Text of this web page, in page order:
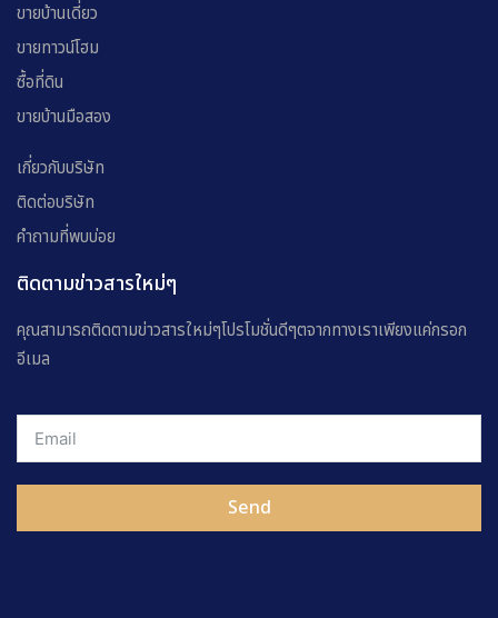
ขายบ้านเดี่ยว
ขายทาวน์โฮม
ซื้อที่ดิน
ขายบ้านมือสอง
เกี่ยวกับบริษัท
ติดต่อบริษัท
คำถามที่พบบ่อย
ติดตามข่าวสารใหม่ๆ
คุณสามารถติดตามข่าวสารใหม่ๆโปรโมชั่นดีๆตจากทางเราเพียงแค่กรอก
อีเมล
Send